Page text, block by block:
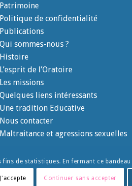
Patrimoine
Politique de confidentialité
Publications
Qui sommes-nous ?
Histoire
L’esprit de l’Oratoire
Les missions
Quelques liens intéressants
Une tradition Educative
Nous contacter
Maltraitance et agressions sexuelles
de statistiques. En fermant ce
J'accepte Continuer sans accepter